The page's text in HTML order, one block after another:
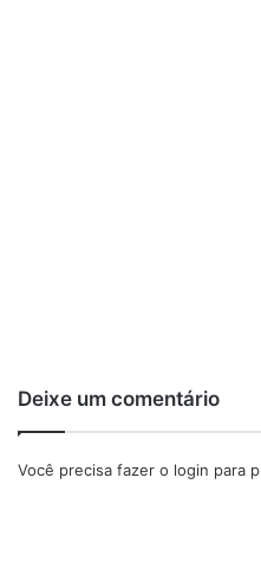
Deixe um comentário
Você precisa fazer o login para